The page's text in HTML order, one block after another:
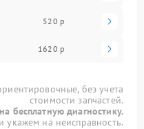
520 р
1620 р
без учета
стоимости запчастей.
бесплатную диагностику.
на неисправность.